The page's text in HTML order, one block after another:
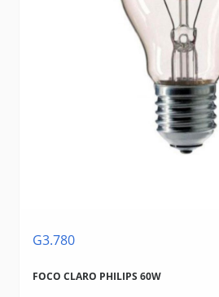
G3.780
FOCO CLARO PHILIPS 60W